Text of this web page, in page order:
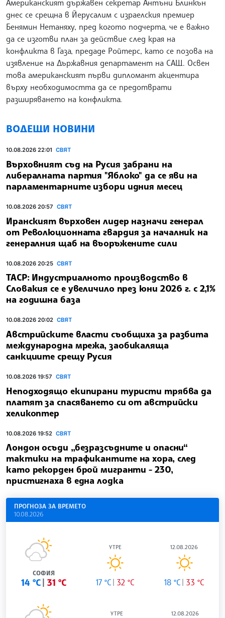
Американският държавен секретар Антъни Блинкън
днес се срещна в Йерусалим с израелския премиер
Бенямин Нетаняху, пред когото подчерта, че е важно
да се изготви план за действие след края на
конфликта в Газа, предаде Ройтерс, като се позова на
изявление на Държавния департамент на САЩ. Освен
това американският първи дипломант акцентира
върху необходимостта да се предотврати
разширяването на конфликта.
ВОДЕЩИ НОВИНИ
10.08.2026 22:01 СВЯТ
Върховният съд на Русия забрани на
либералната партия "Яблоко" да се яви на
парламентарните избори идния месец
10.08.2026 20:57 СВЯТ
Иранският върховен лидер назначи генерал
от Революционната гвардия за началник на
генералния щаб на въоръжените сили
10.08.2026 20:25 СВЯТ
ТАСР: Индустриалното производство в
Словакия се е увеличило през юни 2026 г. с 2,1%
на годишна база
10.08.2026 20:02 СВЯТ
Австрийските власти съобщиха за разбита
международна мрежа, заобикаляща
санкциите срещу Русия
10.08.2026 19:57 СВЯТ
Неподходящо екипирани туристи трябва да
платят за спасяването си от австрийски
хеликоптер
10.08.2026 19:52 СВЯТ
Лондон осъди „безразсъдните и опасни“
тактики на трафикантите на хора, след
като рекорден брой мигранти - 230,
пристигнаха в една лодка
ПРОГНОЗА ЗА ВРЕМЕТО
10.08.2026
СОФИЯ
14 °C 31 °C
УТРЕ
17 °C 32 °C
12.08.2026
18 °C 33 °C
УТРЕ 12.08.2026